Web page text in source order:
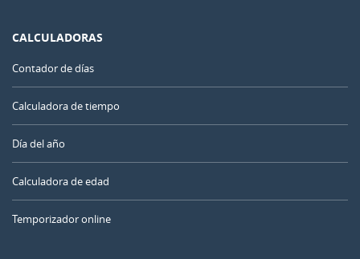
CALCULADORAS
Contador de días
Calculadora de tiempo
Día del año
Calculadora de edad
Temporizador online